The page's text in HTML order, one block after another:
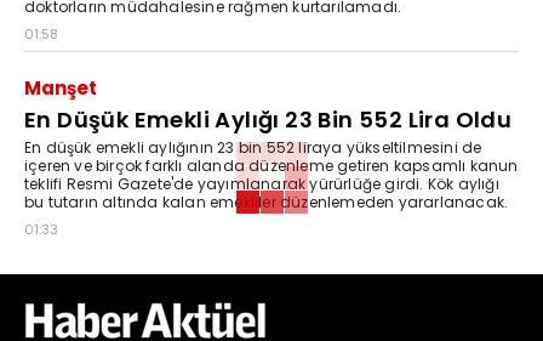
doktorların müdahalesine rağmen kurtarılamadı.
01:58
Manşet
En Düşük Emekli Aylığı 23 Bin 552 Lira Oldu
En düşük emekli aylığının 23 bin 552 liraya yükseltilmesini de
içeren ve birçok farklı alanda düzenleme getiren kapsamlı kanun
teklifi Resmi Gazete'de yayımlanarak yürürlüğe girdi. Kök aylığı
bu tutarın altında kalan emekliler düzenlemeden yararlanacak.
01:33